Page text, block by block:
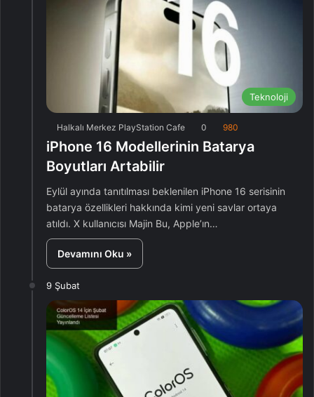
Teknoloji
Halkalı Merkez PlayStation Cafe 0 980
iPhone 16 Modellerinin Batarya
Boyutları Artabilir
Eylül ayında tanıtılması beklenilen iPhone 16 serisinin
batarya özellikleri hakkında kimi yeni savlar ortaya
atıldı. X kullanıcısı Majin Bu, Apple’ın…
Devamını Oku »
9 Şubat